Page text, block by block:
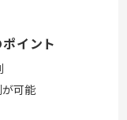
イント
可能